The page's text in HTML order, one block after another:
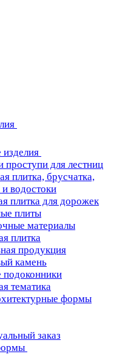
проступи для лестниц
плитка, брусчатка,
водостоки
плитка для дорожек
плиты
материалы
плитка
продукция
камень
подоконники
тематика
формы
заказ